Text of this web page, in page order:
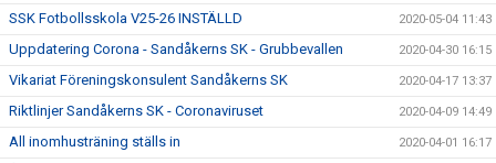
SSK Fotbollsskola V25-26 INSTÄLLD 2020-05-04 11:43
Uppdatering Corona - Sandåkerns SK - Grubbevallen 2020-04-30 16:15
Vikariat Föreningskonsulent Sandåkerns SK 2020-04-17 13:37
Riktlinjer Sandåkerns SK - Coronaviruset 2020-04-09 14:49
All inomhusträning ställs in 2020-04-01 16:17